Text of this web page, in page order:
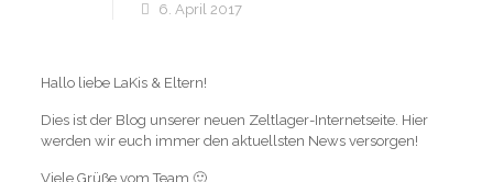
6. April 2017
Hallo liebe LaKis & Eltern!
Dies ist der Blog unserer neuen Zeltlager-Internetseite. Hier
werden wir euch immer den aktuellsten News versorgen!
Viele Grüße vom Team 🙂